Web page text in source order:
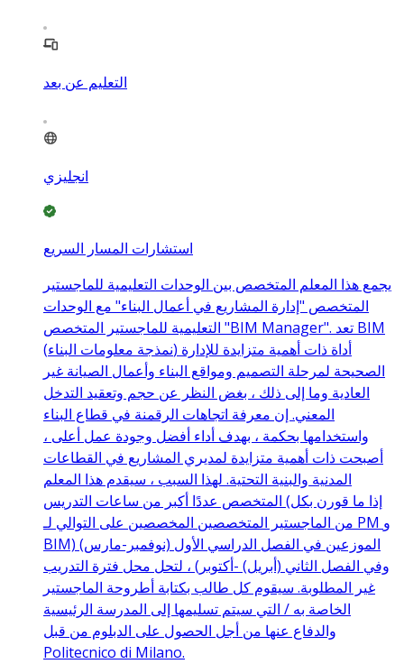
التعليم عن بعد
انجليزي
استشارات المسار السريع
يجمع هذا المعلم المتخصص بين الوحدات التعليمية للماجستير
المتخصص "إدارة المشاريع في أعمال البناء" مع الوحدات
التعليمية للماجستير المتخصص "BIM Manager". تعد BIM
(نمذجة معلومات البناء) أداة ذات أهمية متزايدة للإدارة
الصحيحة لمرحلة التصميم ومواقع البناء وأعمال الصيانة غير
العادية وما إلى ذلك ، بغض النظر عن حجم وتعقيد التدخل
المعني. إن معرفة اتجاهات الرقمنة في قطاع البناء
واستخدامها بحكمة ، بهدف أداء أفضل وجودة عمل أعلى ،
أصبحت ذات أهمية متزايدة لمديري المشاريع في القطاعات
المدنية والبنية التحتية. لهذا السبب ، سيقدم هذا المعلم
المتخصص عددًا أكبر من ساعات التدريس (إذا ما قورن بكل
من الماجستير المتخصصين المخصصين على التوالي لـ PM و
BIM) الموزعين في الفصل الدراسي الأول (نوفمبر-مارس)
وفي الفصل الثاني (أبريل) -أكتوبر) ، لتحل محل فترة التدريب
غير المطلوبة. سيقوم كل طالب بكتابة أطروحة الماجستير
الخاصة به / التي سيتم تسليمها إلى المدرسة الرئيسية
والدفاع عنها من أجل الحصول على الدبلوم من قبل
Politecnico di Milano.